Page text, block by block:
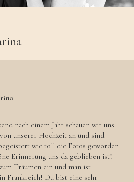
nach einem Jahr schauen wir uns
unserer Hochzeit an und sind
wie toll die Fotos geworden
Erinnerung uns da geblieben ist!
Träumen ein und man ist
Frankreich! Du bist eine sehr